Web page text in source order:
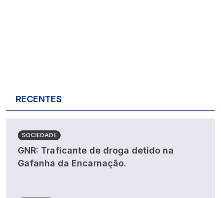
RECENTES
SOCIEDADE
GNR: Traficante de droga detido na
Gafanha da Encarnação.